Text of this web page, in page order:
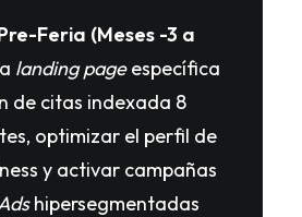
Feria (Meses -3 a
landing pageespecífica
de citas indexada 8
optimizar el perfil de
y activar campañas
hipersegmentadas